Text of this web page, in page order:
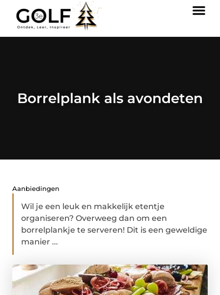
Borrelplank als avondeten
Aanbiedingen
Wil je een leuk en makkelijk etentje
organiseren? Overweeg dan om een
borrelplankje te serveren! Dit is een geweldige
manier ...